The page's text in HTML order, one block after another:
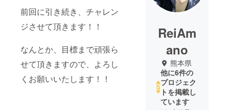
前回に引き続き、チャレン
ジさせて頂きます！！
なんとか、目標まで頑張ら
せて頂きますので、よろし
くお願いいたします！！
ReiAm
ano
熊本県
他に6件の
プロジェク
トを掲載し
ています